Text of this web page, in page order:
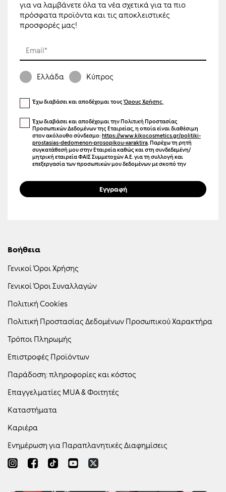
Βοήθεια
Γενικοί Όροι Χρήσης
Γενικοί Όροι Συναλλαγών
Πολιτική Cookies
Πολιτική Προστασίας Δεδομένων Προσωπικού Χαρακτήρα
Τρόποι Πληρωμής
Επιστροφές Προϊόντων
Παράδοση: πληροφορίες και κόστος
Επαγγελματίες MUA & Φοιτητές
Καταστήματα
Καριέρα
Ενημέρωση για Παραπλανητικές Διαφημίσεις
για να λαμβάνετε όλα τα νέα σχετικά για τα πιο
πρόσφατα προϊόντα και τις αποκλειστικές
προσφορές μας!
Email*
Ελλάδα Κύπρος
Έχω διαβάσει και αποδέχομαι τους Όρους Χρήσης.
Έχω διαβάσει και αποδέχομαι την Πολιτική Προστασίας
Προσωπικών Δεδομένων της Εταιρείας, η οποία είναι διαθέσιμη
στον ακόλουθο σύνδεσμο: https://www.kikocosmetics.gr/politiki-
prostasias-dedomenon-prosopikou-xaraktira . Παρέχω τη ρητή
συγκατάθεσή μου στην Εταιρεία καθώς και στη συνδεδεμένη/
μητρική εταιρεία ΦΑΙΣ Συμμετοχών Α.Ε. για τη συλλογή και
επεξεργασία των προσωπικών μου δεδομένων με σκοπό την
αφορά προϊόντα, υπηρεσίες, εκδηλώσεις, προσφορές,
προωθητικές ενέργειες, καθώς και προσωποποιημένο
Εγγραφή